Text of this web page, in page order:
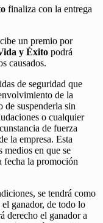
finaliza con la entrega
un premio por
y Éxito podrá
causados.
de seguridad que
de la
de suspenderla sin
o cualquier
de fuerza
la empresa. Esta
medios en que se
fecha la promoción
se tendrá como
ganador, de todo lo
derecho el ganador a